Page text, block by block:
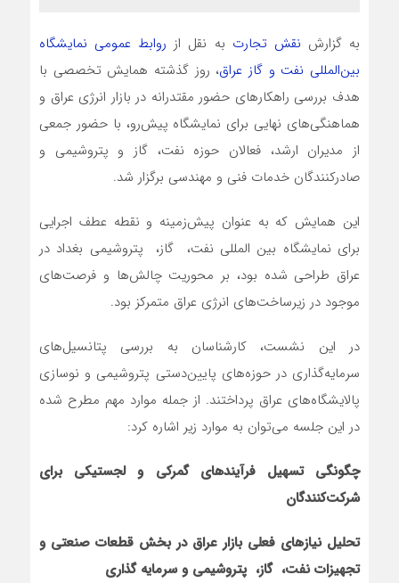
به گزارش نقش تجارت به نقل از روابط عمومی نمایشگاه
بین‌المللی نفت و گاز عراق، روز گذشته همایش تخصصی با
هدف بررسی راهکارهای حضور مقتدرانه در بازار انرژی عراق و
هماهنگی‌های نهایی برای نمایشگاه پیش‌رو، با حضور جمعی
از مدیران ارشد، فعالان حوزه نفت، گاز و پتروشیمی و
صادرکنندگان خدمات فنی و مهندسی برگزار شد.
این همایش که به عنوان پیش‌زمینه و نقطه عطف اجرایی
برای نمایشگاه بین المللی نفت، گاز، پتروشیمی بغداد در
عراق طراحی شده بود، بر محوریت چالش‌ها و فرصت‌های
موجود در زیرساخت‌های انرژی عراق متمرکز بود.
در این نشست، کارشناسان به بررسی پتانسیل‌های
سرمایه‌گذاری در حوزه‌های پایین‌دستی پتروشیمی و نوسازی
پالایشگاه‌های عراق پرداختند. از جمله موارد مهم مطرح شده
در این جلسه می‌توان به موارد زیر اشاره کرد:
چگونگی تسهیل فرآیندهای گمرکی و لجستیکی برای
شرکت‌کنندگان
تحلیل نیازهای فعلی بازار عراق در بخش قطعات صنعتی و
تجهیزات نفت، گاز، پتروشیمی و سرمایه گذاری